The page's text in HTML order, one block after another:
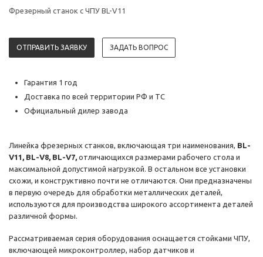
Фрезерный станок с ЧПУ BL-V11
ОТПРАВИТЬ ЗАЯВКУ ЗАДАТЬ ВОПРОС
Гарантия 1 год
Доставка по всей территории РФ и ТС
Официальный дилер завода
Линейка фрезерных станков, включающая три наименования, BL-
V11, BL-V8, BL-V7, отличающихся размерами рабочего стола и
максимальной допустимой нагрузкой. В остальном все установки
схожи, и конструктивно почти не отличаются. Они предназначены
в первую очередь для обработки металлических деталей,
используются для производства широкого ассортимента деталей
различной формы.
Рассматриваемая серия оборудования оснащается стойками ЧПУ,
включающей микроконтроллер, набор датчиков и